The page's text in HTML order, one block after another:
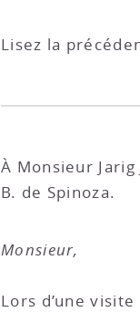
Lisez la
À Monsieur Jarig
B. de Spinoza.
Monsieur,
Lors d’une